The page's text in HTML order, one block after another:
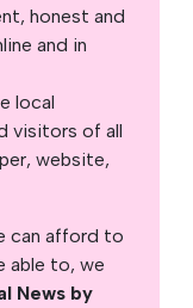
honest and
and in
local
visitors of all
website,
can afford to
able to, we
News by